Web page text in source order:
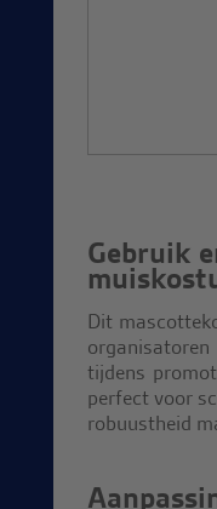
Gebruik
Dit
tijdens
perfect voor
robuustheid